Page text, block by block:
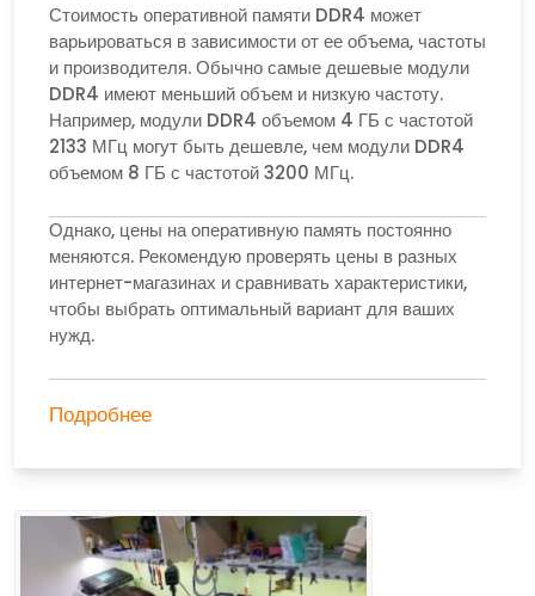
Стоимость оперативной памяти DDR4 может
варьироваться в зависимости от ее объема, частоты
и производителя. Обычно самые дешевые модули
DDR4 имеют меньший объем и низкую частоту.
Например, модули DDR4 объемом 4 ГБ с частотой
2133 МГц могут быть дешевле, чем модули DDR4
объемом 8 ГБ с частотой 3200 МГц.
Однако, цены на оперативную память постоянно
меняются. Рекомендую проверять цены в разных
интернет-магазинах и сравнивать характеристики,
чтобы выбрать оптимальный вариант для ваших
нужд.
Подробнее